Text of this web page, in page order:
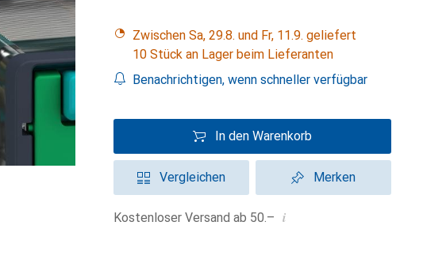
Zwischen Sa, 29.8. und Fr, 11.9. geliefert
10 Stück an Lager beim Lieferanten
Benachrichtigen, wenn schneller verfügbar
In den Warenkorb
Vergleichen Merken
Kostenloser Versand ab 50.– i